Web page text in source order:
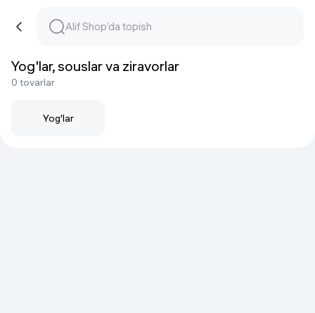
Yog'lar, souslar va ziravorlar
0 tovarlar
Yog'lar